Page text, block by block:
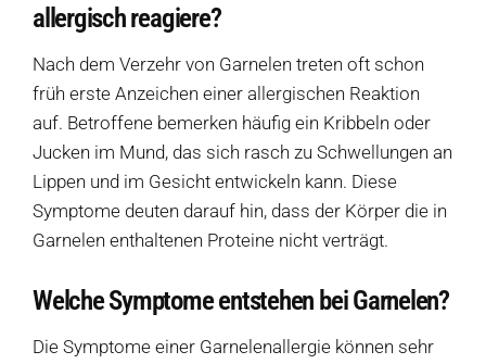
allergisch reagiere?
Nach dem Verzehr von Garnelen treten oft schon
früh erste Anzeichen einer allergischen Reaktion
auf. Betroffene bemerken häufig ein Kribbeln oder
Jucken im Mund, das sich rasch zu Schwellungen an
Lippen und im Gesicht entwickeln kann. Diese
Symptome deuten darauf hin, dass der Körper die in
Garnelen enthaltenen Proteine ​​nicht verträgt.
Welche Symptome entstehen bei Garnelen?
Die Symptome einer Garnelenallergie können sehr
Hofladen Seebach
Verkaufswagen-Tour
Weitere Verkaufsstellen
Über uns